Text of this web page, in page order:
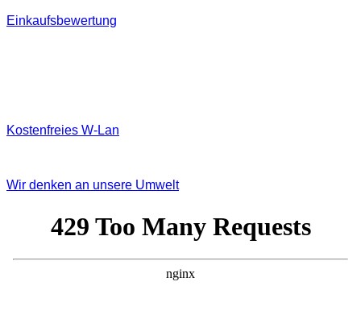
Einkaufsbewertung
Kostenfreies W‐Lan
Wir denken an unsere Umwelt